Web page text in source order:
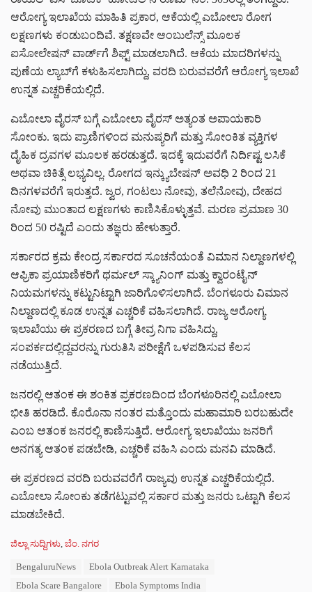
ಆರೋಗ್ಯ ಇಲಾಖೆಯ ಮಾಹಿತಿ ಪ್ರಕಾರ, ಆಕೆಯಲ್ಲಿ ಎಬೋಲಾ ರೋಗ
ಲಕ್ಷಣಗಳು ಕಂಡುಬಂದಿವೆ. ತಕ್ಷಣವೇ ಆಂಬುಲೆನ್ಸ್ ಮೂಲಕ
ಐಸೋಲೇಷನ್ ವಾರ್ಡ್‌ಗೆ ಶಿಫ್ಟ್ ಮಾಡಲಾಗಿದೆ. ಆಕೆಯ ಮಾದರಿಗಳನ್ನು
ಪುಣೆಯ ಲ್ಯಾಬ್‌ಗೆ ಕಳುಹಿಸಲಾಗಿದ್ದು, ವರದಿ ಬರುವವರೆಗೆ ಆರೋಗ್ಯ ಇಲಾಖೆ
ಉನ್ನತ ಎಚ್ಚರಿಕೆಯಲ್ಲಿದೆ.
ಎಬೋಲಾ ವೈರಸ್ ಬಗ್ಗೆ ಎಬೋಲಾ ವೈರಸ್ ಅತ್ಯಂತ ಅಪಾಯಕಾರಿ
ಸೋಂಕು. ಇದು ಪ್ರಾಣಿಗಳಿಂದ ಮನುಷ್ಯರಿಗೆ ಮತ್ತು ಸೋಂಕಿತ ವ್ಯಕ್ತಿಗಳ
ದೈಹಿಕ ದ್ರವಗಳ ಮೂಲಕ ಹರಡುತ್ತದೆ. ಇದಕ್ಕೆ ಇದುವರೆಗೆ ನಿರ್ದಿಷ್ಟ ಲಸಿಕೆ
ಅಥವಾ ಚಿಕಿತ್ಸೆ ಲಭ್ಯವಿಲ್ಲ. ರೋಗದ ಇನ್ಕ್ಯುಬೇಷನ್ ಅವಧಿ 2 ರಿಂದ 21
ದಿನಗಳವರೆಗೆ ಇರುತ್ತದೆ. ಜ್ವರ, ಗಂಟಲು ನೋವು, ತಲೆನೋವು, ದೇಹದ
ನೋವು ಮುಂತಾದ ಲಕ್ಷಣಗಳು ಕಾಣಿಸಿಕೊಳ್ಳುತ್ತವೆ. ಮರಣ ಪ್ರಮಾಣ 30
ರಿಂದ 50 ರಷ್ಟಿದೆ ಎಂದು ತಜ್ಞರು ಹೇಳುತ್ತಾರೆ.
ಸರ್ಕಾರದ ಕ್ರಮ ಕೇಂದ್ರ ಸರ್ಕಾರದ ಸೂಚನೆಯಂತೆ ವಿಮಾನ ನಿಲ್ದಾಣಗಳಲ್ಲಿ
ಆಫ್ರಿಕಾ ಪ್ರಯಾಣಿಕರಿಗೆ ಥರ್ಮಲ್ ಸ್ಕ್ಯಾನಿಂಗ್ ಮತ್ತು ಕ್ವಾರಂಟೈನ್
ನಿಯಮಗಳನ್ನು ಕಟ್ಟುನಿಟ್ಟಾಗಿ ಜಾರಿಗೊಳಿಸಲಾಗಿದೆ. ಬೆಂಗಳೂರು ವಿಮಾನ
ನಿಲ್ದಾಣದಲ್ಲಿ ಕೂಡ ಉನ್ನತ ಎಚ್ಚರಿಕೆ ವಹಿಸಲಾಗಿದೆ. ರಾಜ್ಯ ಆರೋಗ್ಯ
ಇಲಾಖೆಯು ಈ ಪ್ರಕರಣದ ಬಗ್ಗೆ ತೀವ್ರ ನಿಗಾ ವಹಿಸಿದ್ದು,
ಸಂಪರ್ಕದಲ್ಲಿದ್ದವರನ್ನು ಗುರುತಿಸಿ ಪರೀಕ್ಷೆಗೆ ಒಳಪಡಿಸುವ ಕೆಲಸ
ನಡೆಯುತ್ತಿದೆ.
ಜನರಲ್ಲಿ ಆತಂಕ ಈ ಶಂಕಿತ ಪ್ರಕರಣದಿಂದ ಬೆಂಗಳೂರಿನಲ್ಲಿ ಎಬೋಲಾ
ಭೀತಿ ಹರಡಿದೆ. ಕೊರೊನಾ ನಂತರ ಮತ್ತೊಂದು ಮಹಾಮಾರಿ ಬರಬಹುದೇ
ಎಂಬ ಆತಂಕ ಜನರಲ್ಲಿ ಕಾಣಿಸುತ್ತಿದೆ. ಆರೋಗ್ಯ ಇಲಾಖೆಯು ಜನರಿಗೆ
ಅನಗತ್ಯ ಆತಂಕ ಪಡಬೇಡಿ, ಎಚ್ಚರಿಕೆ ವಹಿಸಿ ಎಂದು ಮನವಿ ಮಾಡಿದೆ.
ಈ ಪ್ರಕರಣದ ವರದಿ ಬರುವವರೆಗೆ ರಾಜ್ಯವು ಉನ್ನತ ಎಚ್ಚರಿಕೆಯಲ್ಲಿದೆ.
ಎಬೋಲಾ ಸೋಂಕು ತಡೆಗಟ್ಟುವಲ್ಲಿ ಸರ್ಕಾರ ಮತ್ತು ಜನರು ಒಟ್ಟಾಗಿ ಕೆಲಸ
ಮಾಡಬೇಕಿದೆ.
C
ಜಿಲ್ಲಾ ಸುದ್ದಿಗಳು ಬೆಂ. ನಗರ
BengaluruNews
Ebola Outbreak Alert Karnataka
Ebola Scare Bangalore
Ebola Symptoms India